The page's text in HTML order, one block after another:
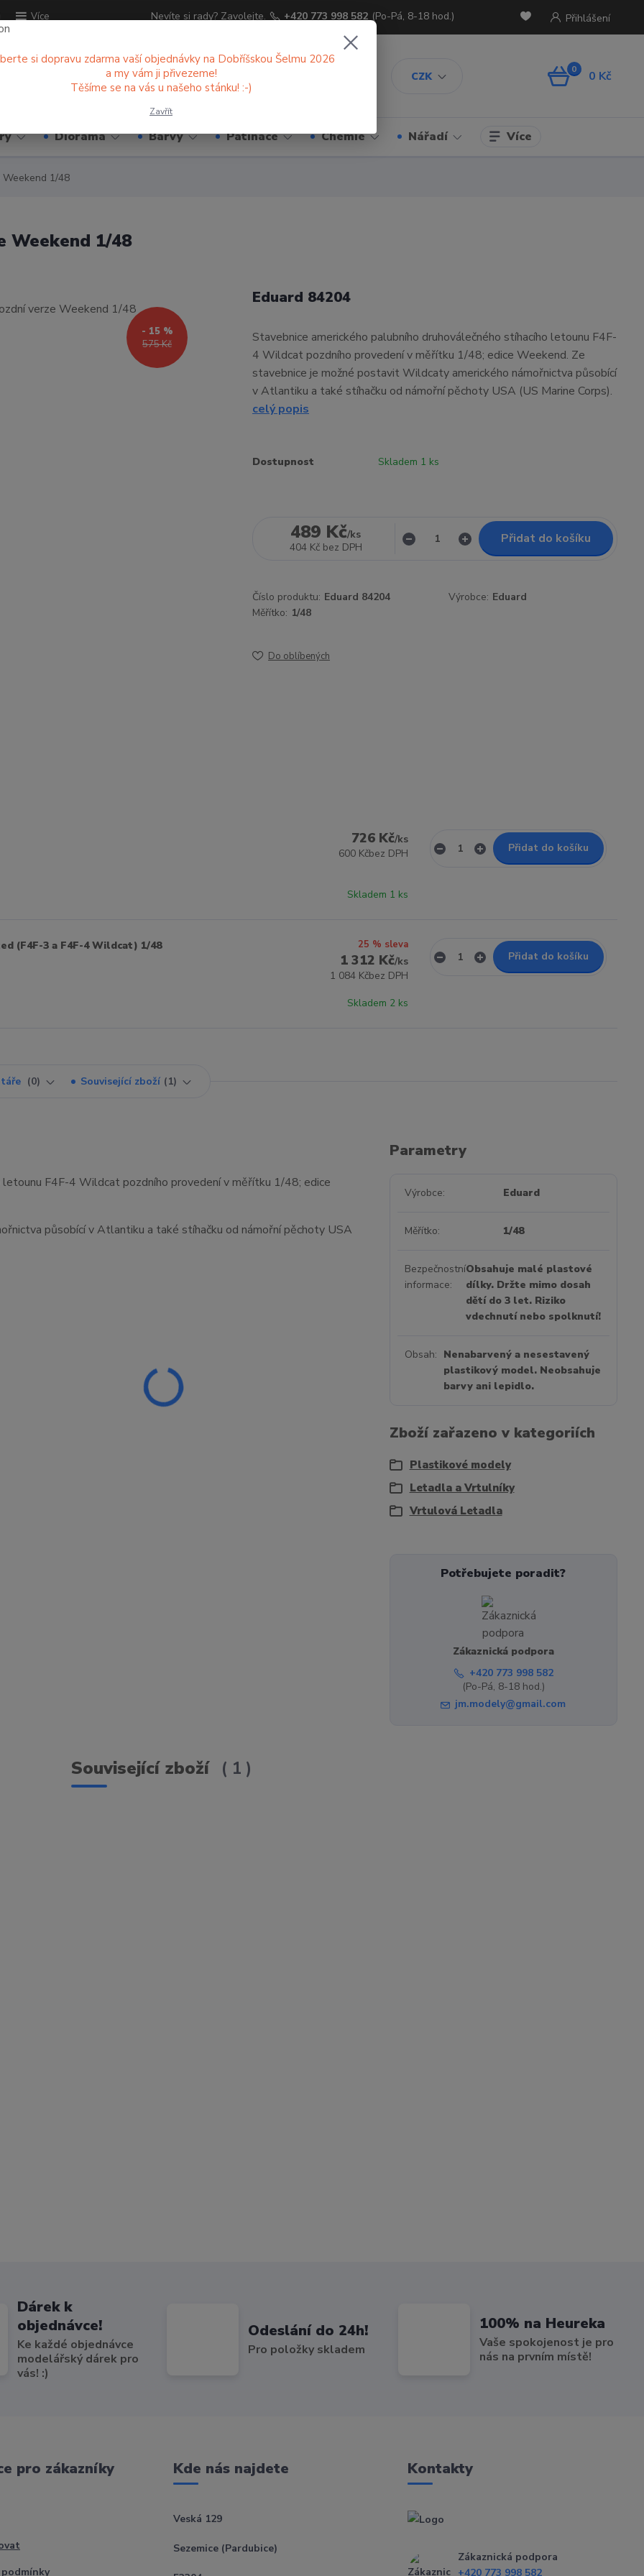
Více
CZK
Přihlášení
Nevíte si rady? Zavolejte. +420 773 998 582 (Po-Pá, 8-18 hod.)
0 0 Kč
Diorama Barvy Patinace Chemie Nářadí Více
1/48
Weekend 1/48
575 Kč
- 15 %
Eduard 84204
Stavebnice amerického palubního druhoválečného stíhacího letounu F4F-
4 Wildcat pozdního provedení v měřítku 1/48; edice Weekend. Ze
stavebnice je možné postavit Wildcaty amerického námořnictva působící
v Atlantiku a také stíhačku od námořní pěchoty USA (US Marine Corps).
celý popis
Dostupnost Skladem 1 ks
489 Kč/ks
404 Kč bez DPH
Přidat do košíku
Číslo produktu: Eduard 84204 Výrobce: Eduard
Měřítko: 1/48
Do oblíbených
726 Kč/ks
600 Kčbez DPH
Skladem 1 ks
Přidat do košíku
(F4F-3 a F4F-4 Wildcat) 1/48 25 % sleva
1 312 Kč/ks
1 084 Kčbez DPH
Skladem 2 ks
Přidat do košíku
0 Související zboží 1
F4F-4 Wildcat pozdního provedení v měřítku 1/48; edice
působící v Atlantiku a také stíhačku od námořní pěchoty USA
Parametry
Výrobce Eduard
Měřítko 1/48
Bezpečnostní
informace
Obsahuje malé plastové
dílky. Držte mimo dosah
dětí do 3 let. Riziko
vdechnutí nebo spolknutí!
Obsah
Nenabarvený a nesestavený
plastikový model. Neobsahuje
barvy ani lepidlo.
Zboží zařazeno v kategoriích
Plastikové modely
Letadla a Vrtulníky
Vrtulová Letadla
Potřebujete poradit?
Zákaznická podpora
+420 773 998 582
(Po-Pá, 8-18 hod.)
jm.modely@gmail.com
Související zboží 1
Dárek k
objednávce!
Ke každé objednávce
modelářský dárek pro
vás! :)
Odeslání do 24h!
Pro položky skladem
100% na Heureka
Vaše spokojenost je pro
nás na prvním místě!
pro zákazníky Kde nás najdete
Veská 129
Sezemice (Pardubice)
Kontakty
Zákaznická podpora
+420 773 998 582
si dopravu zdarma vaší objednávky na Dobříšskou Šelmu 2026
a my vám ji přivezeme!
Těšíme se na vás u našeho stánku! :-)
Zavřít